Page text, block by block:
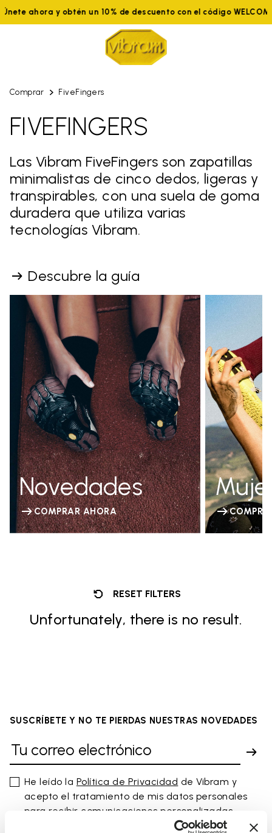
Únete ahora y obtén un 10% de descuento con el código
Comprar FiveFingers
FIVEFINGERS
Las Vibram FiveFingers son zapatillas
minimalistas de cinco dedos, ligeras y
transpirables, con una suela de goma
duradera que utiliza varias
tecnologías Vibram.
Descubre la guía
Novedades
COMPRAR AHORA
RESET FILTERS
Unfortunately, there is no result.
SUSCRÍBETE Y NO TE PIERDAS NUESTRAS NOVEDADES
He leído la Política de Privacidad de Vibram y
acepto el tratamiento de mis datos personales
para recibir comunicaciones personalizadas